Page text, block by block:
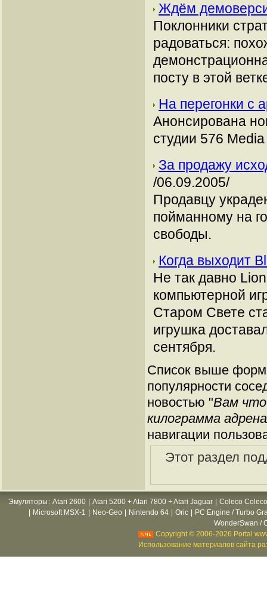
Ждём
Поклонники
радоваться:
посту в этой
На перегонки с
Анонсирована
студии 576
За продажу
/06.09.2005/
Продавцу
пойманному на
свободы.
Когда выходит
Не так давно
компьютерной
Старом Свете
игрушка
сентября.
Список выше
популярности
новостью "Вам
килограмма
навигации
Этот раздел
Эмуляторы : Atari 2600 Atari 5200 + Atari 7800 + Atari Jaguar
Coleco
Microsoft MSX-1 Neo-Geo Nintendo 64 Oric
PC Engine / Turbo
WonderSwan /
Copyright © 2006-2026 Portal
Использование материалов сайта